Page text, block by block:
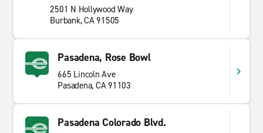
2501 N Hollywood Way
Burbank, CA 91505
Pasadena, Rose Bowl
665 Lincoln Ave
Pasadena, CA 91103
Pasadena Colorado Blvd.